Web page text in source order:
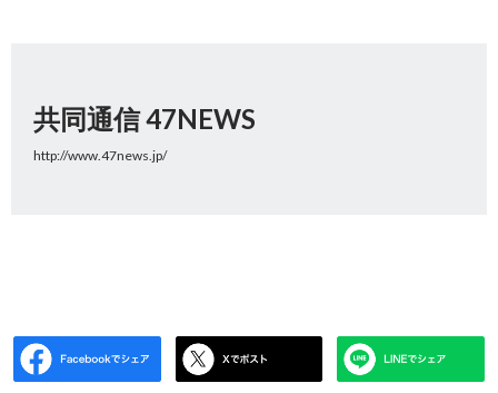
共同通信 47NEWS
http://www.47news.jp/